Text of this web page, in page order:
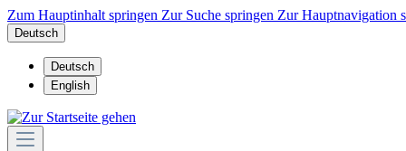
Zum Hauptinhalt springen Zur Suche springen Zur Hauptnavigation
Deutsch
Deutsch
English